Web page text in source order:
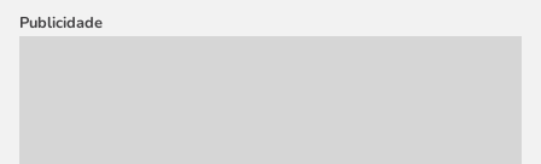
Publicidade